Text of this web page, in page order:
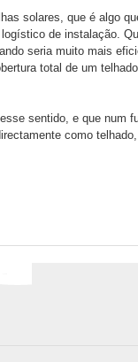
solares, que é algo
de instalação.
seria muito mais
total de um
sentido, e que num
como